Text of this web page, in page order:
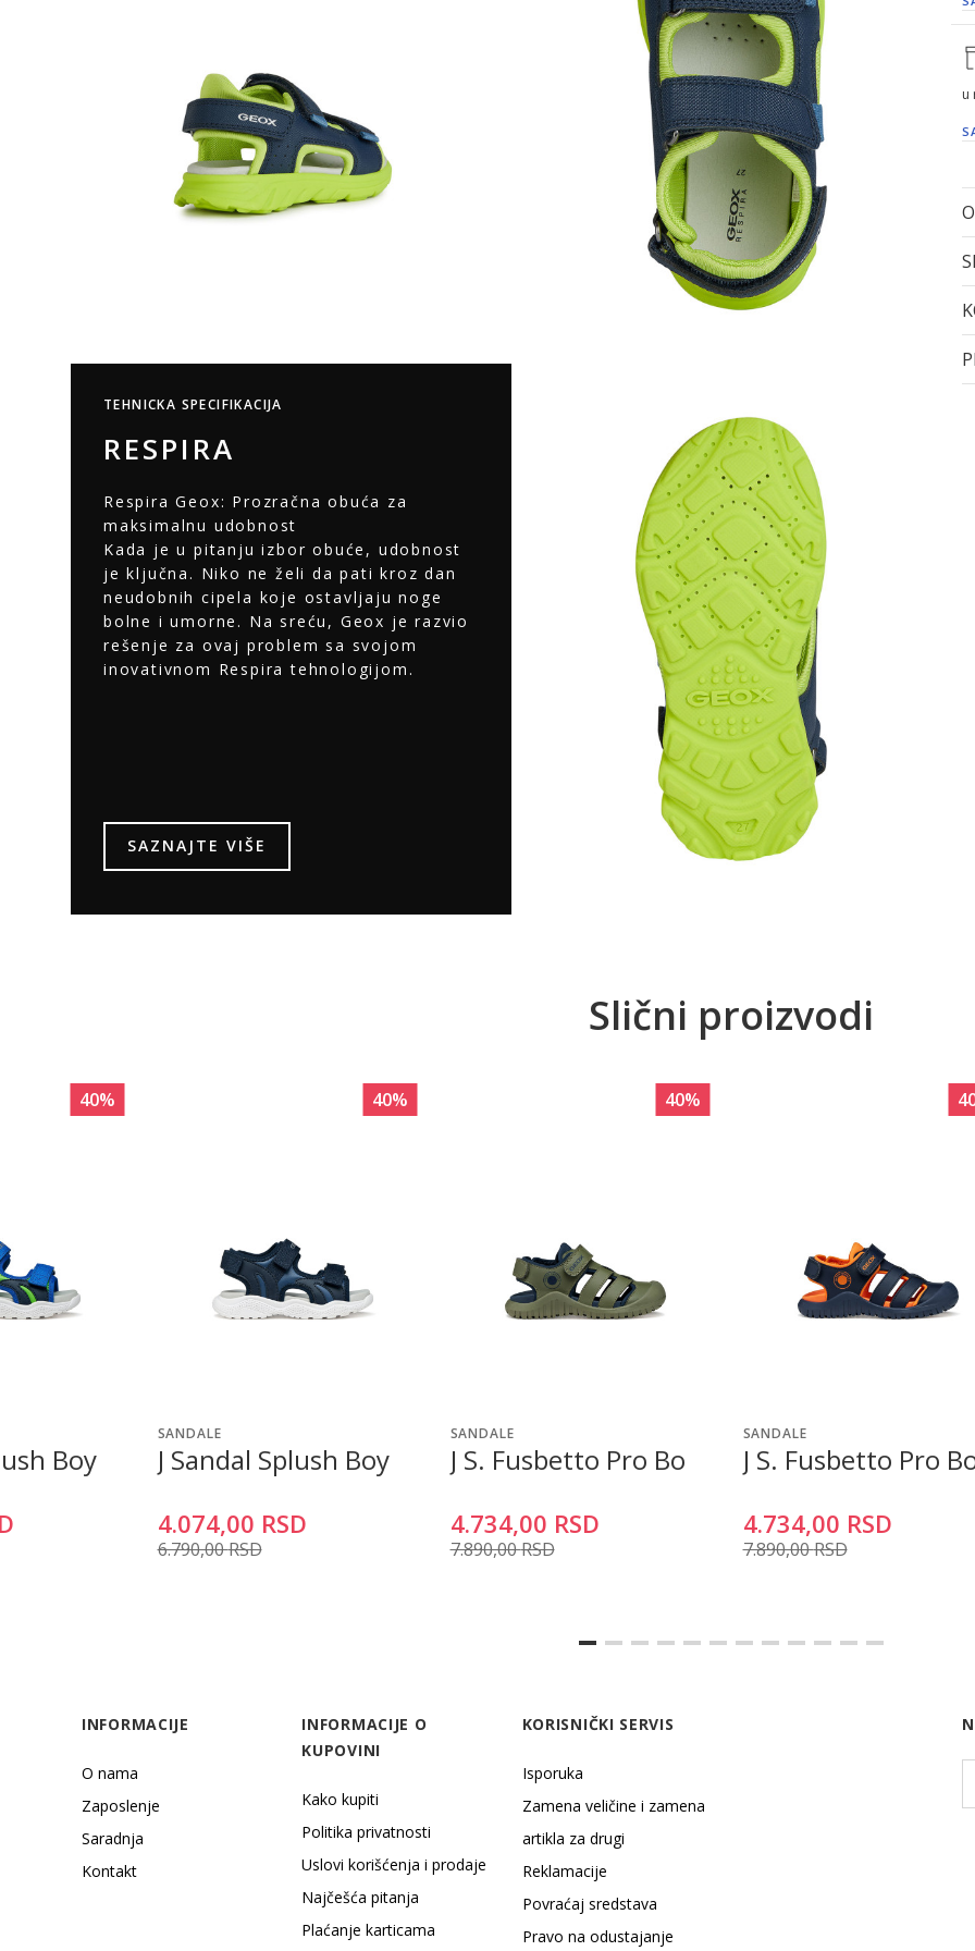
TEHNICKA SPECIFIKACIJA
RESPIRA
Respira Geox: Prozračna obuća za
maksimalnu udobnost
Kada je u pitanju izbor obuće, udobnost
je ključna. Niko ne želi da pati kroz dan
neudobnih cipela koje ostavljaju noge
bolne i umorne. Na sreću, Geox je razvio
rešenje za ovaj problem sa svojom
inovativnom Respira tehnologijom.
SAZNAJTE VIŠE
u
Slični proizvodi
40%
Boy
40%
SANDALE
J Sandal Splush Boy
4.074,00 RSD
6.790,00RSD
40%
SANDALE
J S. Fusbetto Pro Bo
4.734,00 RSD
7.890,00RSD
SANDALE
J S. Fusbetto Pro
4.734,00 RSD
7.890,00RSD
INFORMACIJE
O nama
Zaposlenje
Saradnja
Kontakt
INFORMACIJE O
KUPOVINI
Kako kupiti
Politika privatnosti
Uslovi korišćenja i prodaje
Najčešća pitanja
Plaćanje karticama
KORISNIČKI SERVIS
Isporuka
Zamena veličine i zamena
artikla za drugi
Reklamacije
Povraćaj sredstava
Pravo na odustajanje